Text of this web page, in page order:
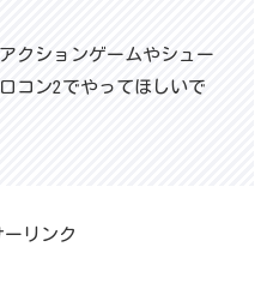
クションゲームやシュー
コン2でやってほしいで
ーリンク